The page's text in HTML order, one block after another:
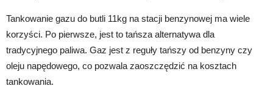
Tankowanie gazu do butli 11kg na stacji benzynowej ma wiele
korzyści. Po pierwsze, jest to tańsza alternatywa dla
tradycyjnego paliwa. Gaz jest z reguły tańszy od benzyny czy
oleju napędowego, co pozwala zaoszczędzić na kosztach
tankowania.